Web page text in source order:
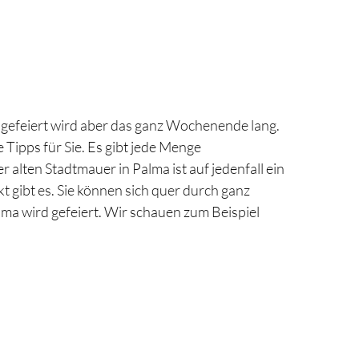
wird aber das ganz Wochenende lang.
für Sie. Es gibt jede Menge
Stadtmauer in Palma ist auf jedenfall ein
es. Sie können sich quer durch ganz
wird gefeiert. Wir schauen zum Beispiel